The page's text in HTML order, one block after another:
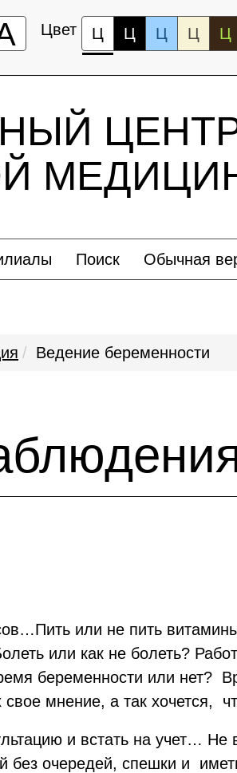
Цвет Ц Ц Ц Ц Ц
Поиск Обычная
Ведение беременности
или не пить
или как не болеть?
беременности или нет?
свое мнение, а так хочется,
и встать на учет…
очередей, спешки и